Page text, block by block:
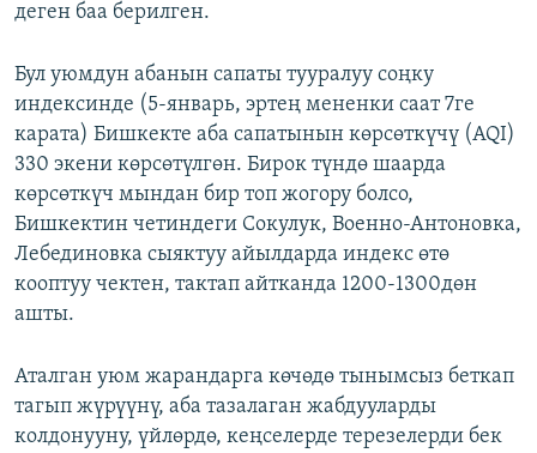
деген баа берилген.
Бул уюмдун абанын сапаты тууралуу соңку
индексинде (5-январь, эртең мененки саат 7ге
карата) Бишкекте аба сапатынын көрсөткүчү (AQI)
330 экени көрсөтүлгөн. Бирок түндө шаарда
көрсөткүч мындан бир топ жогору болсо,
Бишкектин четиндеги Сокулук, Военно-Антоновка,
Лебединовка сыяктуу айылдарда индекс өтө
кооптуу чектен, тактап айтканда 1200-1300дөн
ашты.
Аталган уюм жарандарга көчөдө тынымсыз беткап
тагып жүрүүнү, аба тазалаган жабдууларды
колдонууну, үйлөрдө, кеңселерде терезелерди бек